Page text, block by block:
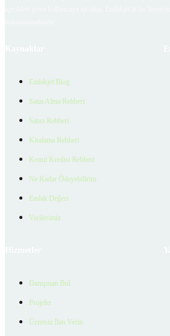
Emlakjet Blog
Satın Alma Rehberi
Satıcı Rehberi
Kiralama Rehberi
Konut Kredisi Rehberi
Ne Kadar Ödeyebilirim
Emlak Değeri
Verilerimiz
Danışman Bul
Projeler
Ücretsiz İlan Verin